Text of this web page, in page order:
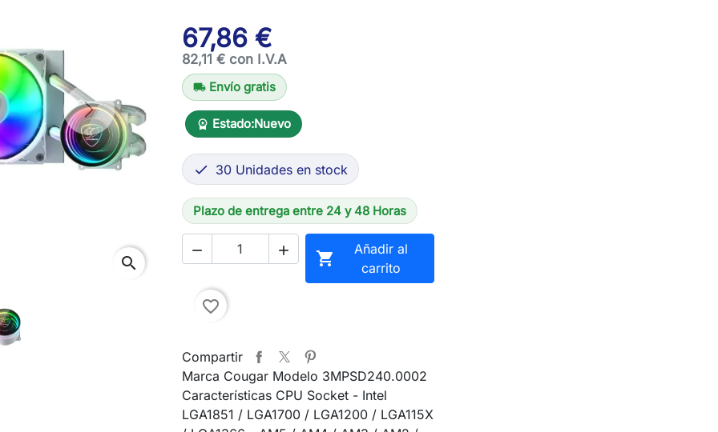
Next
search
67,86 €
82,11 € con I.V.A
local_shipping Envío gratis
workspace_premium Estado:Nuevo
 30 Unidades en stock
Plazo de entrega entre 24 y 48 Horas
  
Añadir al
carrito
favorite_border
Compartir
Marca Cougar Modelo 3MPSD240.0002
Características CPU Socket - Intel
LGA1851 / LGA1700 / LGA1200 / LGA115X